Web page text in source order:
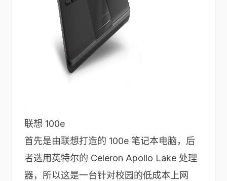
联想 100e
首先是由联想打造的 100e 笔记本电脑，后
者选用英特尔的 Celeron Apollo Lake 处理
器，所以这是一台针对校园的低成本上网